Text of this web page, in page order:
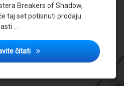
Breakers of Shadow,
taj set potisnuti prodaju
…
čitati Top 20 najtraženijih karata u